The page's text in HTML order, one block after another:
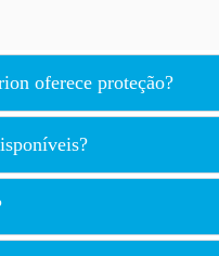
oferece proteção?